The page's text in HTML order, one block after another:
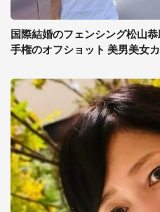
国際結婚のフェンシング松山
手権のオフショット 美男美女